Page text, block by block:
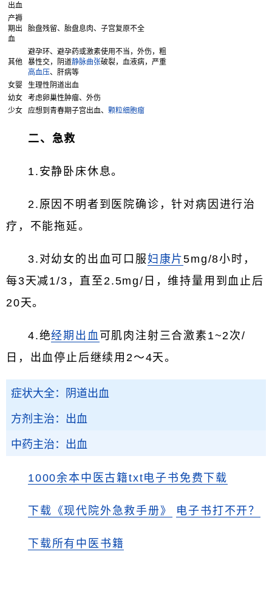
出血
产褥
期出
血
胎盘残留、胎盘息肉、子宫复原不全
其他
避孕环、避孕药或激素使用不当，外伤，粗
暴性交，阴道静脉曲张破裂，血液病，严重
高血压、肝病等
女婴
生理性阴道出血
幼女
考虑卵巢性肿瘤、外伤
少女
应想到青春期子宫出血、 颗粒细胞瘤
二、急救
1.安静卧床休息。
2.原因不明者到医院确诊，针对病因进行治
疗，不能拖延。
3.对幼女的出血可口服妇康片5mg/8小时，
每3天减1/3，直至2.5mg/日，维持量用到血止后
20天。
4.绝经期出血 可肌肉注射三合激素1~2次/
日，出血停止后继续用2～4天。
症状大全：阴道出血
方剂主治：出血
中药主治：出血
1000余本中医古籍txt电子书免费下载
下载《现代院外急救手册》 电子书打不开？
下载所有中医书籍